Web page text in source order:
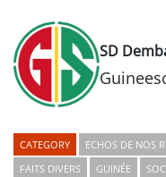
SD
CATEGORY
ECHOS DE NOS
FAITS DIVERS
GUINÉE